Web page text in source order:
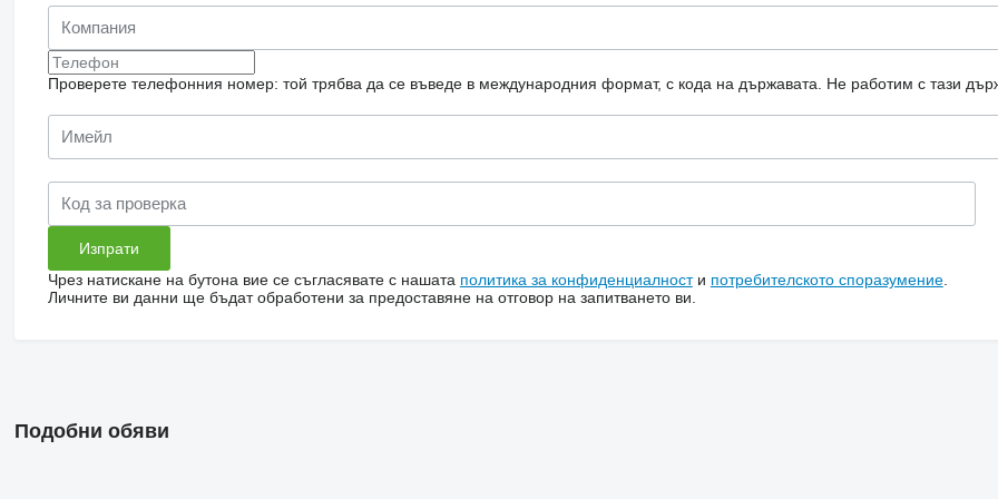
Проверете телефонния номер: той трябва да се въведе в международния формат, с кода на държавата. Не работим с тази
Чрез натискане на бутона вие се съгласявате с нашата политика за конфиденциалности потребителското споразумение.
Личните ви данни ще бъдат обработени за предоставяне на отговор на запитването ви.
Подобни обяви